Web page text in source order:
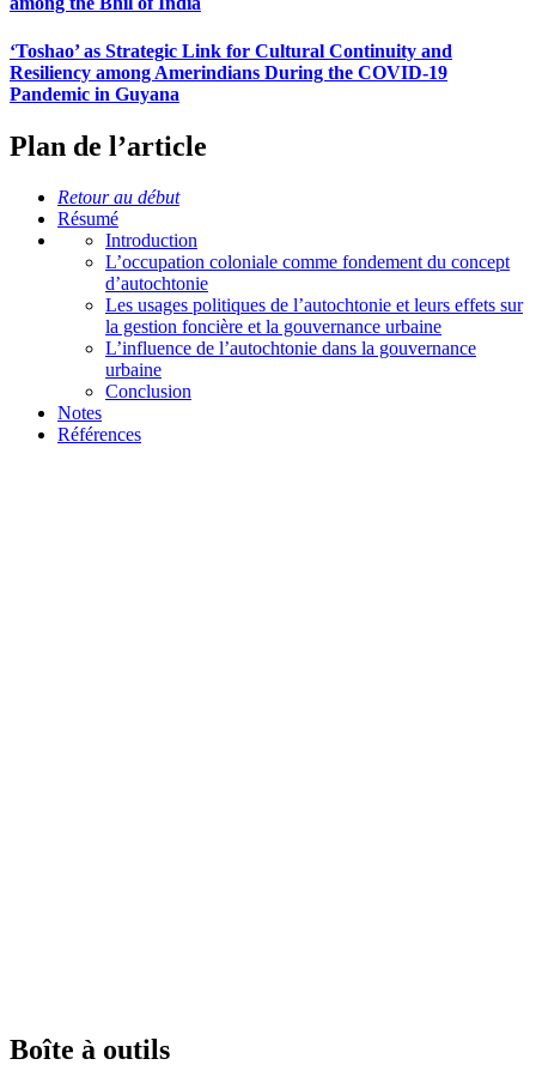
‘Toshao’ as Strategic Link for Cultural Continuity and
Resiliency among Amerindians During the COVID-19
Pandemic in Guyana
Plan de l’article
Retour au début
Résumé
Introduction
L’occupation coloniale comme fondement du concept
d’autochtonie
Les usages politiques de l’autochtonie et leurs effets sur
la gestion foncière et la gouvernance urbaine
L’influence de l’autochtonie dans la gouvernance
urbaine
Conclusion
Notes
Références
Boîte à outils